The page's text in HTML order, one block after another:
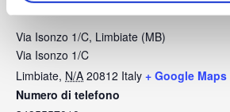
LUOGO
Via Isonzo 1/C, Limbiate (MB)
Via Isonzo 1/C
Limbiate, N/A 20812 Italy + Google Maps
Numero di telefono